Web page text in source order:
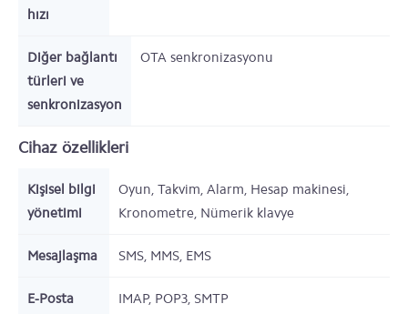
hızı
Diğer bağlantı
türleri ve
senkronizasyon
OTA senkronizasyonu
Cihaz özellikleri
Kişisel bilgi
yönetimi
Oyun, Takvim, Alarm, Hesap makinesi,
Kronometre, Nümerik klavye
Mesajlaşma SMS, MMS, EMS
E-Posta IMAP, POP3, SMTP